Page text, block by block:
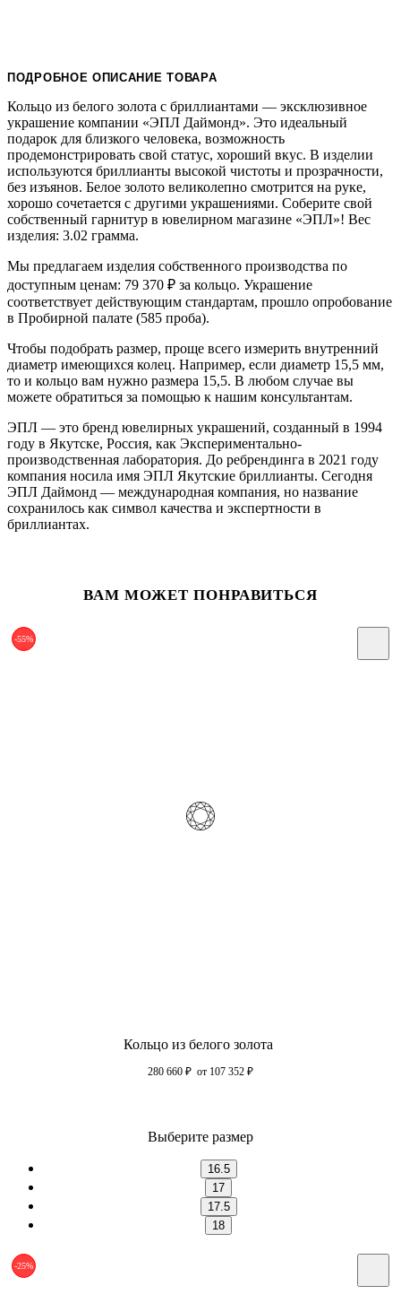
ПОДРОБНОЕ ОПИСАНИЕ ТОВАРА
Кольцо из белого золота с бриллиантами — эксклюзивное
украшение компании «ЭПЛ Даймонд». Это идеальный
подарок для близкого человека, возможность
продемонстрировать свой статус, хороший вкус. В изделии
используются бриллианты высокой чистоты и прозрачности,
без изъянов. Белое золото великолепно смотрится на руке,
хорошо сочетается с другими украшениями. Соберите свой
собственный гарнитур в ювелирном магазине «ЭПЛ»! Вес
изделия: 3.02 грамма.
Мы предлагаем изделия собственного производства по
доступным ценам: 79 370 ₽ за кольцо. Украшение
соответствует действующим стандартам, прошло опробование
в Пробирной палате (585 проба).
Чтобы подобрать размер, проще всего измерить внутренний
диаметр имеющихся колец. Например, если диаметр 15,5 мм,
то и кольцо вам нужно размера 15,5. В любом случае вы
можете обратиться за помощью к нашим консультантам.
ЭПЛ — это бренд ювелирных украшений, созданный в 1994
году в Якутске, Россия, как Экспериментально-
производственная лаборатория. До ребрендинга в 2021 году
компания носила имя ЭПЛ Якутские бриллианты. Сегодня
ЭПЛ Даймонд — международная компания, но название
сохранилось как символ качества и экспертности в
бриллиантах.
ВАМ МОЖЕТ ПОНРАВИТЬСЯ
-55%
Кольцо из белого золота
280 660 ₽ от 107 352 ₽
Выберите размер
16.5
17
17.5
18
-25%